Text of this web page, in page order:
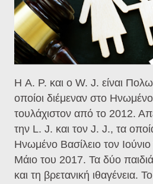
Η A. P. και ο W. J. είναι
οποίοι διέμεναν στο
τουλάχιστον από το 2012.
την L. J. και τον J. J., τα
Ηνωμένο Βασίλειο τον
Μάιο του 2017. Τα δύο
και τη βρετανική ιθαγένεια.